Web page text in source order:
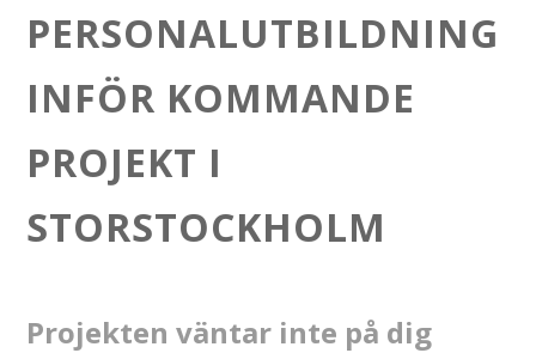
PERSONALUTBILDNING
INFÖR KOMMANDE
PROJEKT I
STORSTOCKHOLM
Projekten väntar inte på dig